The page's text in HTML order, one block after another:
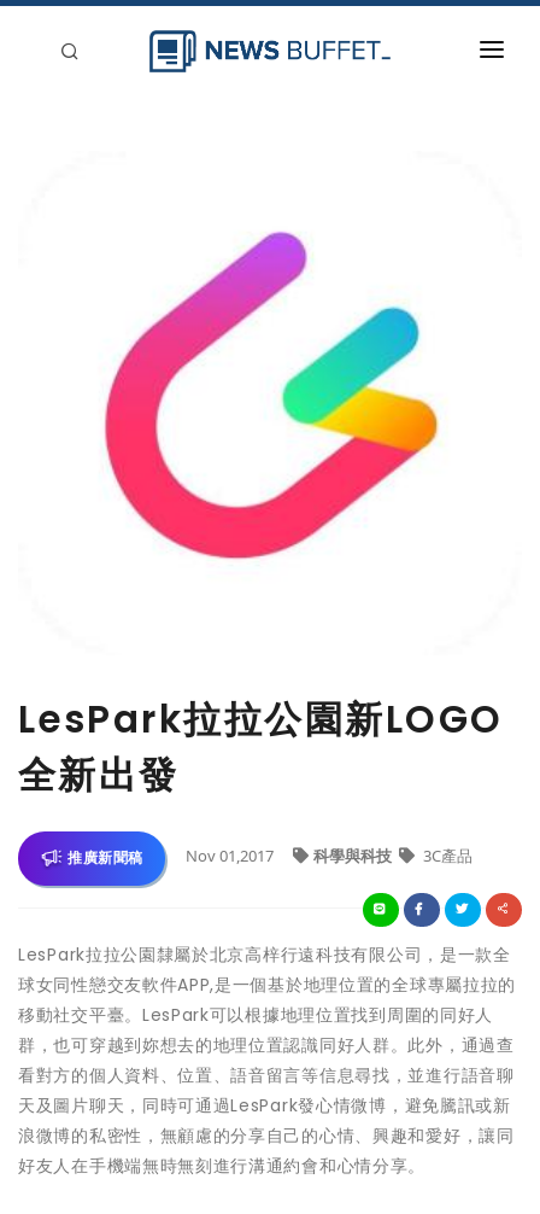
LesPark拉拉公園新LOGO
全新出發
推廣新聞稿 Nov 01,2017 科學與科技 3C產品
LesPark拉拉公園隸屬於北京高梓行遠科技有限公司，是一款全
球女同性戀交友軟件APP,是一個基於地理位置的全球專屬拉拉的
移動社交平臺。LesPark可以根據地理位置找到周圍的同好人
群，也可穿越到妳想去的地理位置認識同好人群。此外，通過查
看對方的個人資料、位置、語音留言等信息尋找，並進行語音聊
天及圖片聊天，同時可通過LesPark發心情微博，避免騰訊或新
浪微博的私密性，無顧慮的分享自己的心情、興趣和愛好，讓同
好友人在手機端無時無刻進行溝通約會和心情分享。